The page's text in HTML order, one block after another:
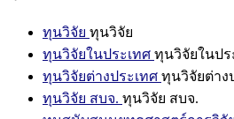
ทุนวิจัย ทุนวิจัย
ทุนวิจัยในประเทศ ทุนวิจัยในปร
ทุนวิจัยต่างประเทศ ทุนวิจัยต่าง
ทุนวิจัย สบจ. ทุนวิจัย สบจ.